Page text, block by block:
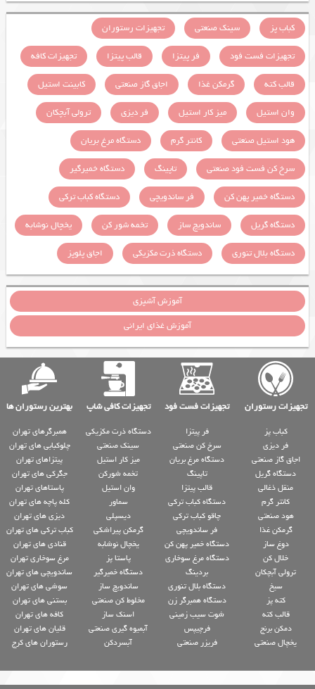
کباب پز سینک صنعتی
تجهیزات رستوران
تجهیزات فست فود
فر پیتزا قالب پیتزا
تجهیزات کافه
قالب کته
گرمکن غذا اجاق گاز صنعتی
کابینت استیل
وان استیل
میز کار استیل فر دیزی
ترولی آبچکان
هود استیل صنعتی
کانتر گرم
دستگاه مرغ بریان
سرخ کن فست فود صنعتی
تاپینگ
دستگاه خمیرگیر
دستگاه خمیر پهن کن
فر ساندویچی
دستگاه کباب ترکی
دستگاه گریل
ساندویچ ساز تخمه شور کن
یخچال نوشابه
دستگاه بلال تنوری
دستگاه ذرت مکزیکی اجاق پلوپز
آموزش آشپزی
آموزش غذای ایرانی
تجهیزات رستوران تجهیزات فست فود تجهیزات کافی شاپ بهترین رستوران ها
کباب پز
فر دیزی
اجاق گاز صنعتی
دستگاه گریل
منقل ذغالی
کانتر گرم
هود صنعتی
گرمکن غذا
دوغ ساز
خلال کن
ترولی آبچکان
سیخ
کته پز
قالب کته
دمکن برنج
یخچال صنعتی
فر پیتزا
سرخ کن صنعتی
دستگاه مرغ بریان
تاپینگ
قالب پیتزا
دستگاه کباب ترکی
چاقو کباب ترکی
فر ساندویچی
دستگاه خمیر پهن کن
دستگاه مرغ سوخاری
بردینگ
دستگاه بلال تنوری
دستگاه همبرگر زن
شوت سیب زمینی
فرچیپس
فریزر صنعتی
دستگاه ذرت مکزیکی
سینک صنعتی
میز کار استیل
تخمه شورکن
وان استیل
سماور
دیسپلی
گرمکن پیراشکی
یخچال نوشابه
پاستا پز
دستگاه خمیرگیر
ساندویچ ساز
مخلوط کن صنعتی
اسنک ساز
آبمیوه گیری صنعتی
آبسردکن
همبرگرهای تهران
چلوکبابی های تهران
پیتزاهای تهران
جگرکی های تهران
پاستاهای تهران
کله پاچه های تهران
دیزی های تهران
کباب ترکی های تهران
قنادی های تهران
مرغ سوخاری تهران
ساندویچی های تهران
سوشی های تهران
بستنی های تهران
کافه های تهران
قلیان های تهران
رستوران های کرج